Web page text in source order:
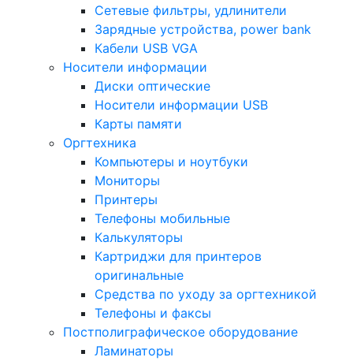
Сетевые фильтры, удлинители
Зарядные устройства, power bank
Кабели USB VGA
Носители информации
Диски оптические
Носители информации USB
Карты памяти
Оргтехника
Компьютеры и ноутбуки
Мониторы
Принтеры
Телефоны мобильные
Калькуляторы
Картриджи для принтеров
оригинальные
Средства по уходу за оргтехникой
Телефоны и факсы
Постполиграфическое оборудование
Ламинаторы